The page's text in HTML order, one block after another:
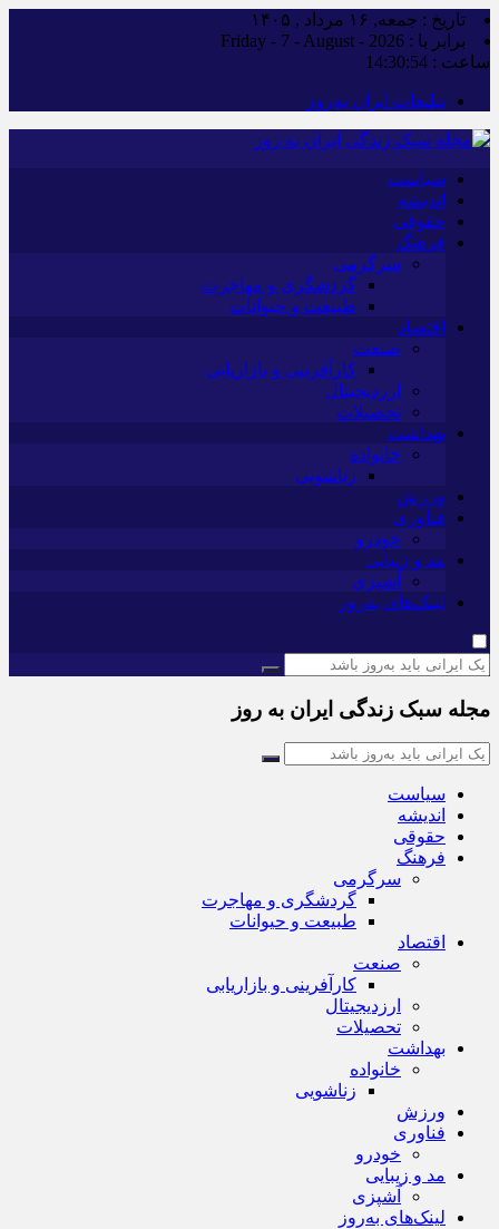
تاریخ : جمعه, ۱۶ مرداد , ۱۴۰۵
برابر با : Friday - 7 - August - 2026
ساعت : 14:30:55
تبلیغات ایران به‌روز
سیاست
اندیشه
حقوقی
فرهنگ
سرگرمی
گردشگری و مهاجرت
طبیعت و حیوانات
اقتصاد
صنعت
کارآفرینی و بازاریابی
ارزدیجیتال
تحصیلات
بهداشت
خانواده
زناشویی
ورزش
فناوری
خودرو
مد و زیبایی
آشپزی
لینک‌های به‌روز
مجله سبک زندگی ایران به روز
سیاست
اندیشه
حقوقی
فرهنگ
سرگرمی
گردشگری و مهاجرت
طبیعت و حیوانات
اقتصاد
صنعت
کارآفرینی و بازاریابی
ارزدیجیتال
تحصیلات
بهداشت
خانواده
زناشویی
ورزش
فناوری
خودرو
مد و زیبایی
آشپزی
لینک‌های به‌روز